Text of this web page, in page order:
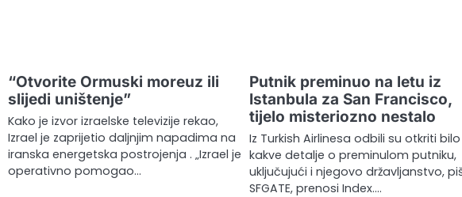
“Otvorite Ormuski moreuz ili
slijedi uništenje”
Kako je izvor izraelske televizije rekao,
Izrael je zaprijetio daljnjim napadima na
iranska energetska postrojenja . „Izrael je
operativno pomogao…
Putnik preminuo na letu iz
Istanbula za San Francisco,
tijelo misteriozno nestalo
Iz Turkish Airlinesa odbili su otkriti bilo
kakve detalje o preminulom putniku,
uključujući i njegovo državljanstvo,
SFGATE, prenosi Index.…